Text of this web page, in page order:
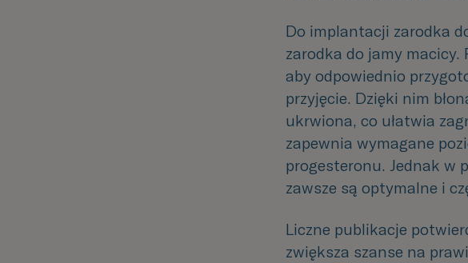
Do implantacji zarodka
zarodka do jamy macicy.
aby odpowiednio
przyjęcie. Dzięki nim
ukrwiona, co ułatwia
zapewnia wymagane
progesteronu. Jednak w
zawsze są optymalne i
Liczne publikacje
zwiększa szanse na